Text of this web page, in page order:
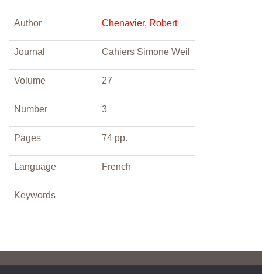
Author Chenavier, Robert
Journal Cahiers Simone Weil
Volume 27
Number 3
Pages 74 pp.
Language French
Keywords